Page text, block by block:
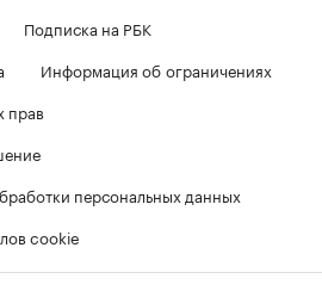
Подписка на РБК
Информация об ограничениях
прав
персональных данных
cookie